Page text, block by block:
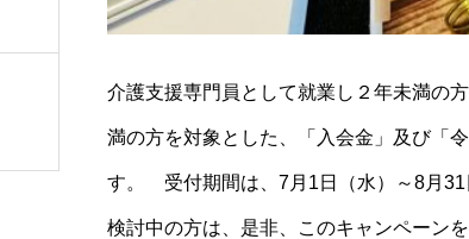
介護支援専門員として就業し２年未満の
満の方を対象とした、「入会金」及び「
す。 受付期間は、7月1日（水）～8月31
検討中の方は、是非、このキャンペーンを